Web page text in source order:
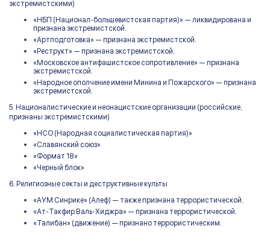
экстремистскими)
«НБП (Национал-большевистская партия)» — ликвидирована и
признана экстремистской.
«Артподготовка» — признана экстремистской.
«Реструкт» — признана экстремистской.
«Московское антифашистское сопротивление» — признана
экстремистской.
«Народное ополчение имени Минина и Пожарского» — признана
экстремистской.
5. Националистические и неонацистские организации (российские,
признаны экстремистскими)
«НСО (Народная социалистическая партия)»
«Славянский союз»
«Формат 18»
«Черный блок»
6. Религиозные секты и деструктивные культы
«АУМ Синрике» (Алеф) — также признана террористической.
«Ат-Такфир Валь-Хиджра» — признана террористической.
«Талибан» (движение) — признано террористическим.